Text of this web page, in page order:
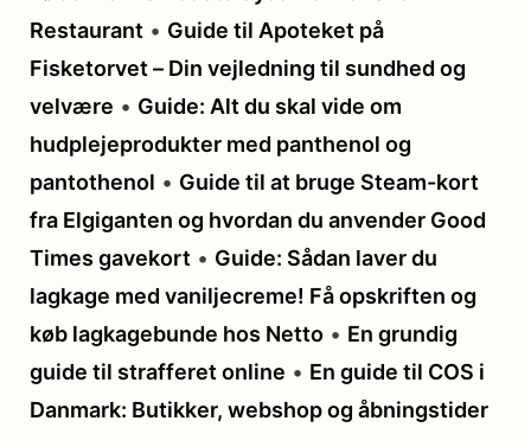
Restaurant • Guide til Apoteket på
Fisketorvet – Din vejledning til sundhed og
velvære • Guide: Alt du skal vide om
hudplejeprodukter med panthenol og
pantothenol • Guide til at bruge Steam-kort
fra Elgiganten og hvordan du anvender Good
Times gavekort • Guide: Sådan laver du
lagkage med vaniljecreme! Få opskriften og
køb lagkagebunde hos Netto • En grundig
guide til strafferet online • En guide til COS i
Danmark: Butikker, webshop og åbningstider